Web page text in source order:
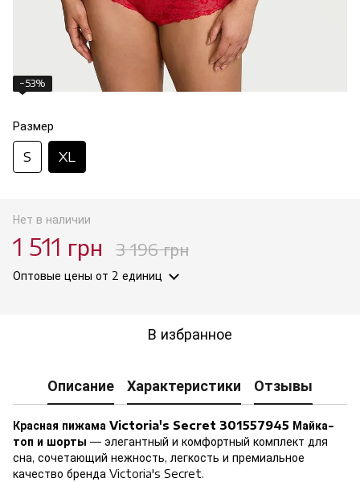
−53%
Размер
S XL
Нет в наличии
1 511 грн 3 196 грн
Оптовые цены от 2 единиц
В избранное
Описание Характеристики Отзывы
Красная пижама Victoria's Secret 301557945 Майка-
топ и шорты — элегантный и комфортный комплект для
сна, сочетающий нежность, легкость и премиальное
качество бренда Victoria's Secret.